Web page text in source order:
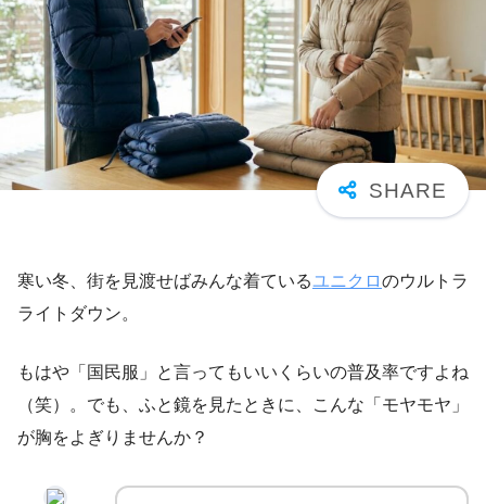
寒い冬、街を見渡せばみんな着ているユニクロのウルトラ
ライトダウン。
もはや「国民服」と言ってもいいくらいの普及率ですよね
（笑）。でも、ふと鏡を見たときに、こんな「モヤモヤ」
が胸をよぎりませんか？